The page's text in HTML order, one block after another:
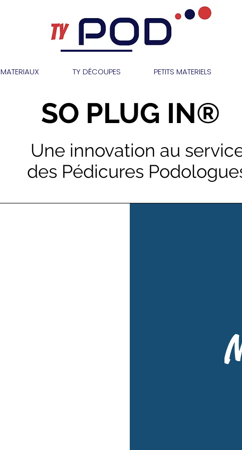
MATERIAUX TY DÉCOUPES PETITS MATERIELS
SO PLUG IN®
Une innovation au
des Pédicures